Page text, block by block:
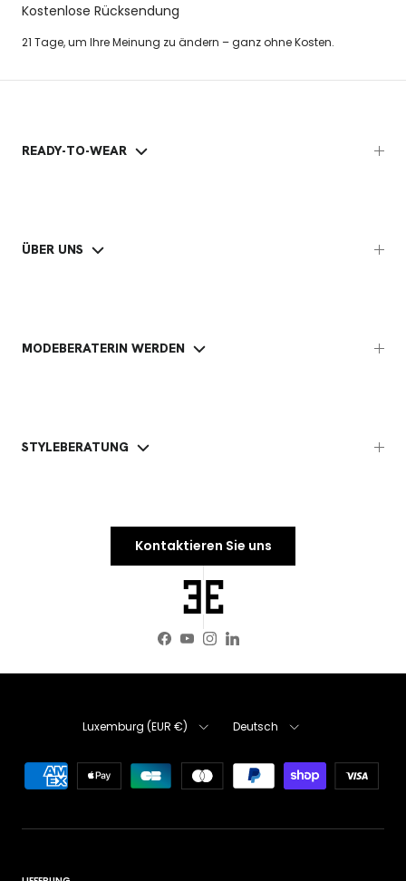
Kostenlose Rücksendung
21 Tage, um Ihre Meinung zu ändern – ganz ohne Kosten.
READY-TO-WEAR
ÜBER UNS
MODEBERATERIN WERDEN
STYLEBERATUNG
Kontaktieren Sie uns
Facebook
YouTube
Instagram
LinkedIn
Land/Region
Luxemburg (EUR €) Deutsch